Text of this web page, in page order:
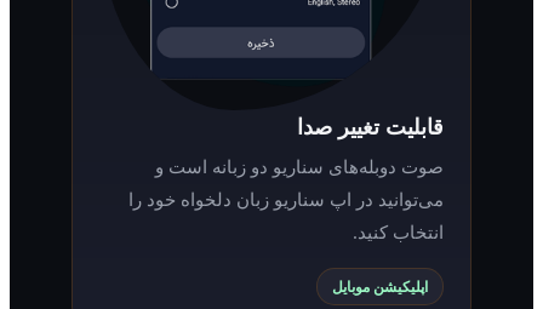
قابلیت تغییر صدا
صوت دوبله‌های سناریو دو زبانه است و
می‌توانید در اپ سناریو زبان دلخواه خود را
انتخاب کنید.
اپلیکیشن موبایل